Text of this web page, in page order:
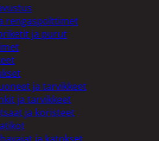
rengaspolttimet
ja purut
ja tarvikkeet
ja tarvikkeet
ja koristeet